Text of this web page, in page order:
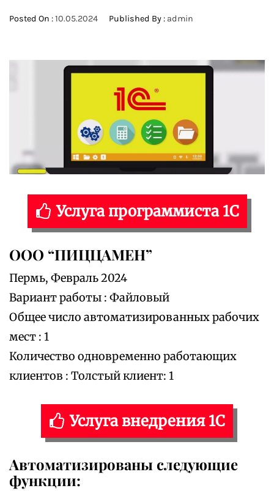
Posted On :10.05.2024 Published By : admin
Услуга программиста 1С
ООО “ПИЦЦАМЕН”
Пермь, Февраль 2024
Вариант работы : Файловый
Общее число автоматизированных рабочих
мест : 1
Количество одновременно работающих
клиентов : Толстый клиент: 1
Услуга внедрения 1С
Автоматизированы следующие
функции: